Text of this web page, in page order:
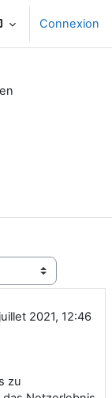
Connexion
2021, 12:46
zu